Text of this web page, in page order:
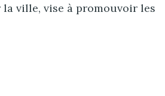
ville, vise à promouvoir les